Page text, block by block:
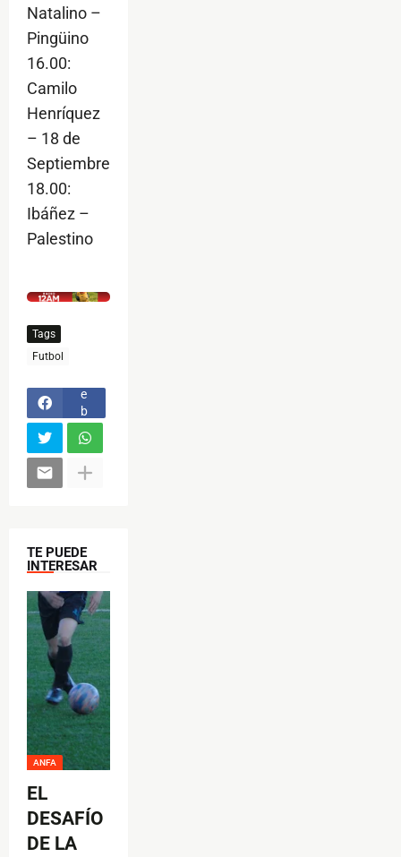
Natalino –
Pingüino
16.00:
Camilo
Henríquez
– 18 de
Septiembre
18.00:
Ibáñez –
Palestino
Tags
Futbol
e
b
o
o
k
TE PUEDE
INTERESAR
ANFA
EL
DESAFÍO
DE LA